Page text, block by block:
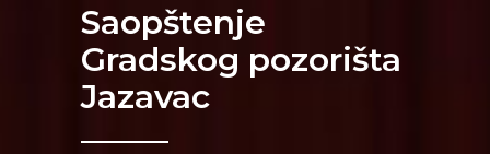
Saopštenje
Gradskog pozorišta
Jazavac